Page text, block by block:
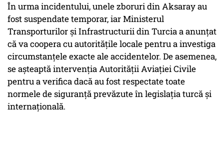
În urma incidentului, unele zboruri din Aksaray au
fost suspendate temporar, iar Ministerul
Transporturilor și Infrastructurii din Turcia a anunțat
că va coopera cu autoritățile locale pentru a investiga
circumstanțele exacte ale accidentelor. De asemenea,
se așteaptă intervenția Autorității Aviației Civile
pentru a verifica dacă au fost respectate toate
normele de siguranță prevăzute în legislația turcă și
internațională.